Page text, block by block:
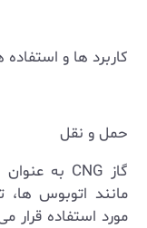
کاربرد ها و استفاده
حمل و نقل
گاز CNG به
مانند اتوبوس
مورد استفاده قرار